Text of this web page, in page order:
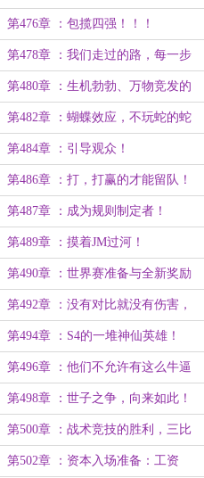
第476章 ：包揽四强！！！
第478章 ：我们走过的路，每一步
都算数！！
第480章 ：生机勃勃、万物竞发的
LSPL！
第482章 ：蝴蝶效应，不玩蛇的蛇
队！！
第484章 ：引导观众！
第486章 ：打，打赢的才能留队！
第487章 ：成为规则制定者！
第489章 ：摸着JM过河！
第490章 ：世界赛准备与全新奖励
方案！
第492章 ：没有对比就没有伤害，
即将下岗的开幕式策划组！
第494章 ：S4的一堆神仙英雄！
第496章 ：他们不允许有这么牛逼
的人存在！
第498章 ：世子之争，向来如此！
第500章 ：战术竞技的胜利，三比
一！
第502章 ：资本入场准备：工资